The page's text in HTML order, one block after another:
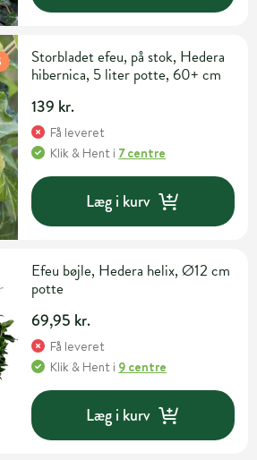
Storbladet efeu, på stok, Hedera
hibernica, 5 liter potte, 60+ cm
139 kr.
Få leveret
Klik & Hent i 7 centre
Læg i kurv
Efeu bøjle, Hedera helix, Ø12 cm
potte
69,95 kr.
Få leveret
Klik & Hent i 9 centre
Læg i kurv